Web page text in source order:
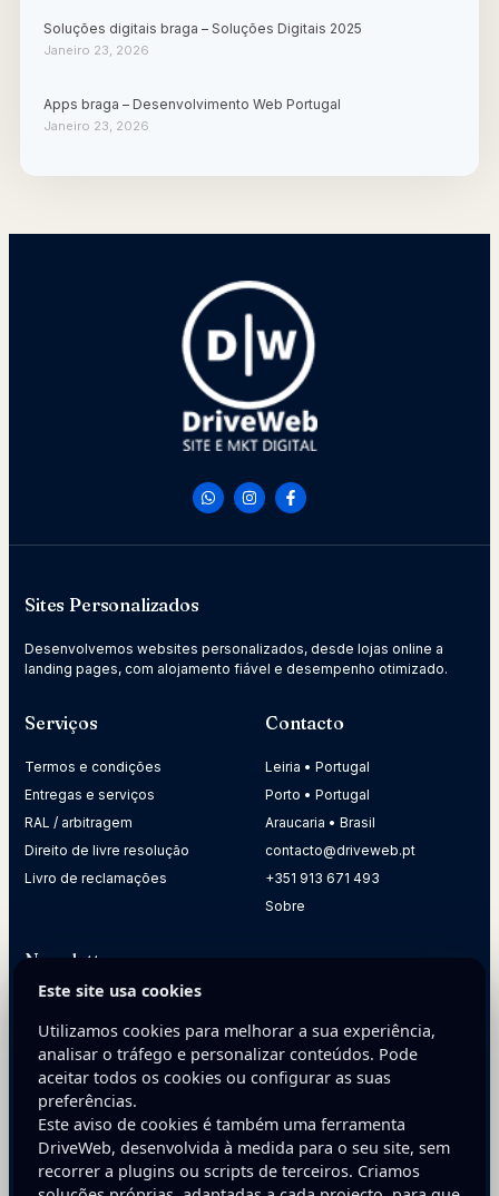
Soluções digitais braga – Soluções Digitais 2025
Janeiro 23, 2026
Apps braga – Desenvolvimento Web Portugal
Janeiro 23, 2026
Sites Personalizados
Desenvolvemos websites personalizados, desde lojas online a
landing pages, com alojamento fiável e desempenho otimizado.
Serviços
Termos e condições
Entregas e serviços
RAL / arbitragem
Direito de livre resolução
Livro de reclamações
Contacto
Leiria • Portugal
Porto • Portugal
Araucaria • Brasil
contacto@driveweb.pt
+351 913 671 493
Sobre
Newsletter
sua empresa.
E-mail
Este site usa cookies
Utilizamos cookies para melhorar a sua experiência,
analisar o tráfego e personalizar conteúdos. Pode
aceitar todos os cookies ou configurar as suas
preferências.
Este aviso de cookies é também uma ferramenta
DriveWeb, desenvolvida à medida para o seu site, sem
recorrer a plugins ou scripts de terceiros. Criamos